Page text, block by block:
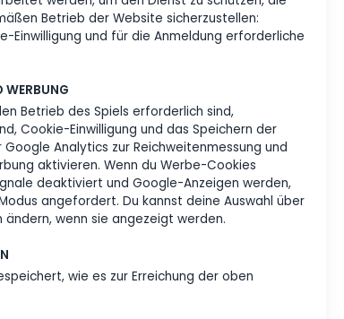
Daten können verarbeitet werden, um den
UND WERBUNG
Cookies, die für den Betrieb des Spiels
Sprache, Land, Cookie-Einwilligung
können wir Google Analytics zur
Auslieferung von Werbung aktivieren. Wenn
Werbesignale deaktiviert und
personalisierten Modus angefordert. Du
Einstellungen ändern, wenn sie